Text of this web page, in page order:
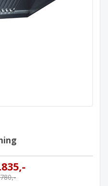
,-
,-